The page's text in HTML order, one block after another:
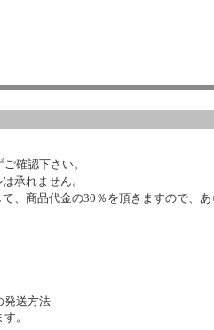
確認下さい。
承れません。
、商品代金の30％を頂きますので、あ
発送方法
。